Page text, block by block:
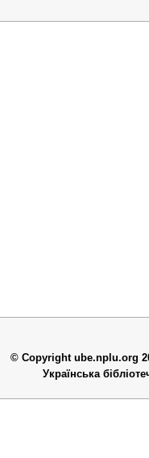
© Copyright ube.nplu.org
Українська